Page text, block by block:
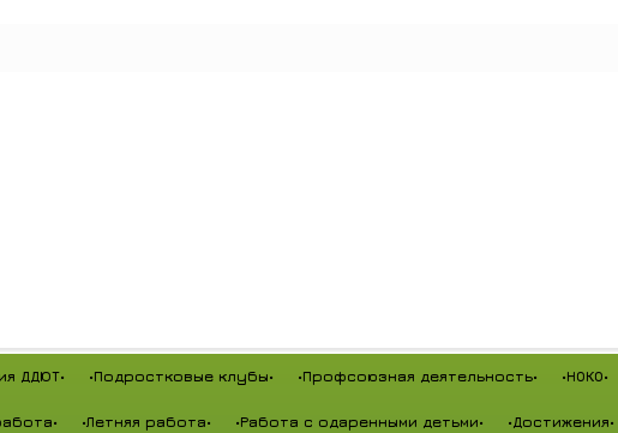
ДДЮТ• •Подростковые клубы• •Профсоюзная деятельность• •НОКО•
•Летняя работа• •Работа с одаренными детьми• •Достижения•